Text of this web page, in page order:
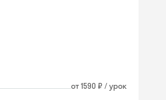
от 1590 ₽ / урок